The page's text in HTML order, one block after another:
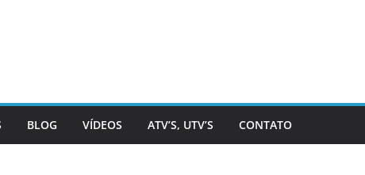
BLOG VÍDEOS ATV’S, UTV’S CONTATO